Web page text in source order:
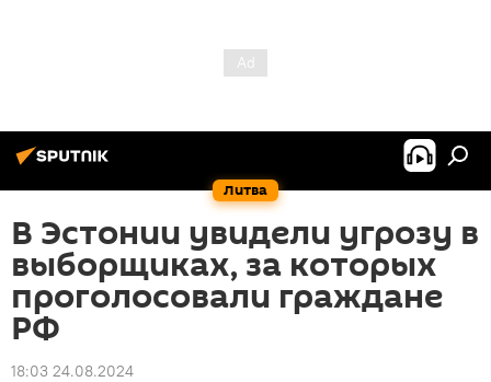
Литва
В Эстонии увидели угрозу в
выборщиках, за которых
проголосовали граждане
РФ
18:03 24.08.2024